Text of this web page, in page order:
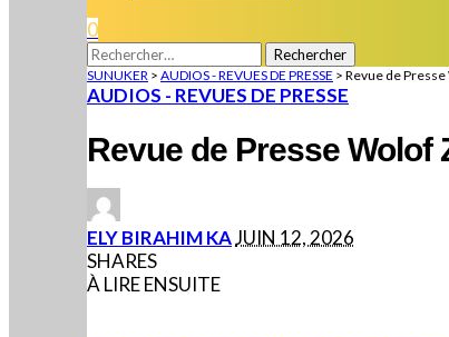
0
Rechercher :
SUNUKER > AUDIOS - REVUES DE PRESSE > Revue de
AUDIOS - REVUES DE PRESSE
Revue de Presse Wolof
POSTED
BY
ELY BIRAHIM KAJUIN 12, 2026
SHARES
À LIRE ENSUITE